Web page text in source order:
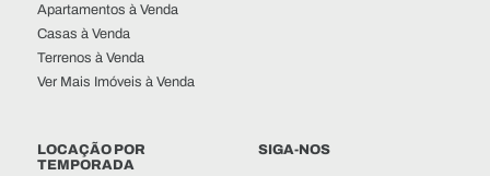
Apartamentos à Venda
Casas à Venda
Terrenos à Venda
Ver Mais Imóveis à Venda
LOCAÇÃO POR
TEMPORADA
SIGA-NOS